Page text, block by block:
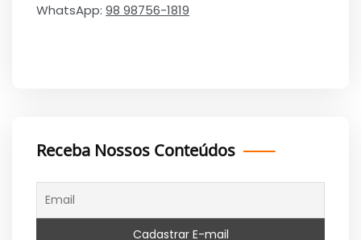
WhatsApp: 98 98756-1819
Receba Nossos Conteúdos